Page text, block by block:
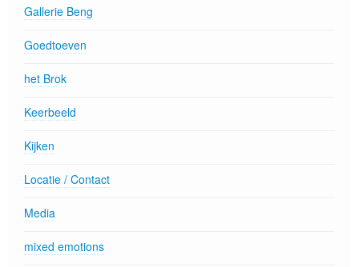
Gallerie Beng
Goedtoeven
het Brok
Keerbeeld
Kijken
Locatie / Contact
Media
mixed emotions